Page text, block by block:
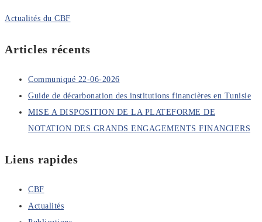
Actualités du CBF
Articles récents
Communiqué 22-06-2026
Guide de décarbonation des institutions financières en Tunisie
MISE A DISPOSITION DE LA PLATEFORME DE
NOTATION DES GRANDS ENGAGEMENTS FINANCIERS
Liens rapides
CBF
Actualités